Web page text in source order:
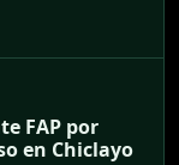
FAP por
en Chiclayo